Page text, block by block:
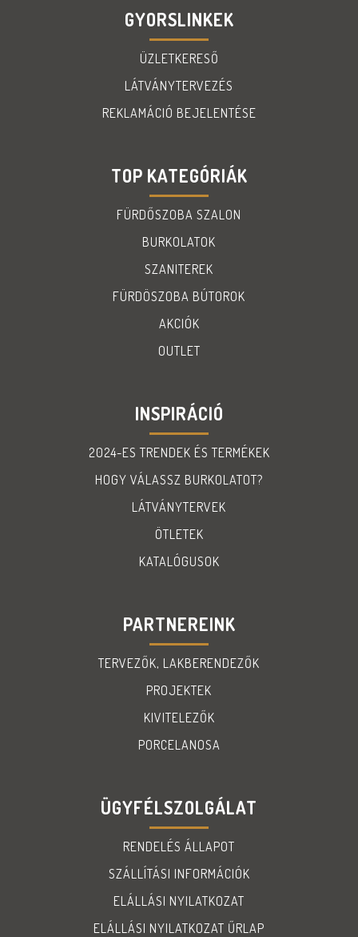
GYORSLINKEK
ÜZLETKERESŐ
LÁTVÁNYTERVEZÉS
REKLAMÁCIÓ BEJELENTÉSE
TOP KATEGÓRIÁK
FÜRDŐSZOBA SZALON
BURKOLATOK
SZANITEREK
FÜRDÖSZOBA BÚTOROK
AKCIÓK
OUTLET
INSPIRÁCIÓ
2024-ES TRENDEK ÉS TERMÉKEK
HOGY VÁLASSZ BURKOLATOT?
LÁTVÁNYTERVEK
ÖTLETEK
KATALÓGUSOK
PARTNEREINK
TERVEZŐK, LAKBERENDEZŐK
PROJEKTEK
KIVITELEZŐK
PORCELANOSA
ÜGYFÉLSZOLGÁLAT
RENDELÉS ÁLLAPOT
SZÁLLÍTÁSI INFORMÁCIÓK
ELÁLLÁSI NYILATKOZAT
ELÁLLÁSI NYILATKOZAT ŰRLAP